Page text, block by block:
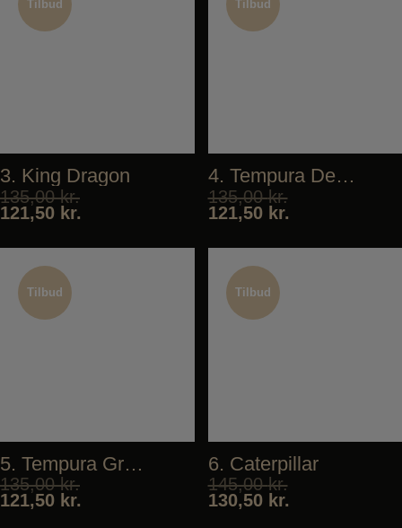
Tilbud
Tilbud
3. King Dragon
135,00kr.
121,50 kr.
Tilbud
Tilbud
4. Tempura Deluxe
135,00kr.
121,50 kr.
Tilbud
5. Tempura Green Deluxe
135,00kr.
121,50 kr.
Tilbud
Tilbud
6. Caterpillar
145,00kr.
130,50 kr.